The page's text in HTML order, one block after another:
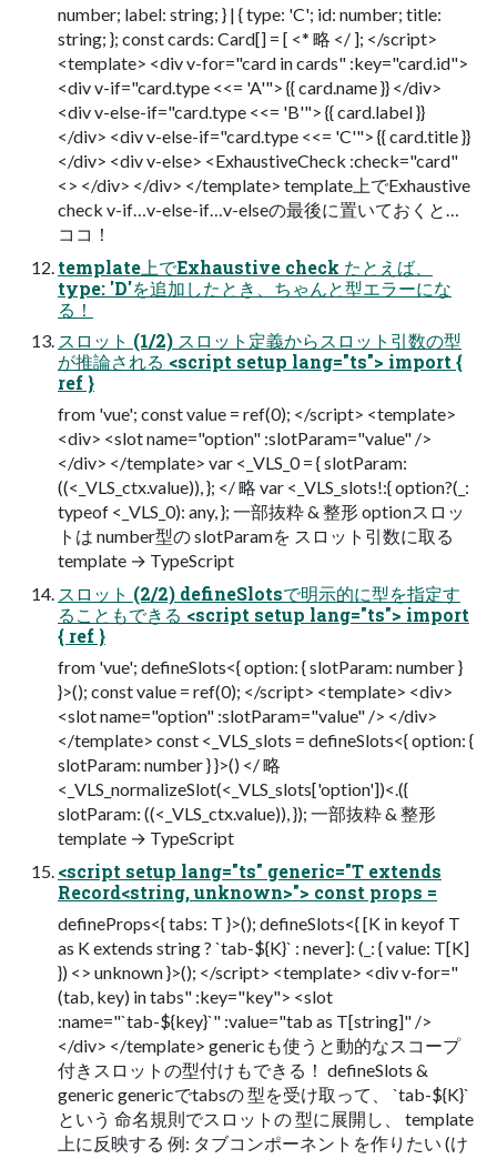
number; label: string; } | { type: 'C'; id: number; title:
string; }; const cards: Card[] = [ <* 略 </ ]; </script>
<template> <div v-for="card in cards" :key="card.id">
<div v-if="card.type <<= 'A'"> {{ card.name }} </div>
<div v-else-if="card.type <<= 'B'"> {{ card.label }}
</div> <div v-else-if="card.type <<= 'C'"> {{ card.title }}
</div> <div v-else> <ExhaustiveCheck :check="card"
<> </div> </div> </template> template上でExhaustive
check v-if…v-else-if…v-elseの最後に置いておくと…
ココ！
template上でExhaustive check たとえば、
type: 'D'を追加したとき、ちゃんと型エラーにな
る！
スロット (1/2) スロット定義からスロット引数の型
が推論される <script setup lang="ts"> import {
ref }
from 'vue'; const value = ref(0); </script> <template>
<div> <slot name="option" :slotParam="value" />
</div> </template> var <_VLS_0 = { slotParam:
((<_VLS_ctx.value)), }; </ 略 var <_VLS_slots!:{ option?(_:
typeof <_VLS_0): any, }; 一部抜粋 & 整形 optionスロッ
トは number型の slotParamを スロット引数に取る
template → TypeScript
スロット (2/2) defineSlotsで明示的に型を指定す
ることもできる <script setup lang="ts"> import
{ ref }
from 'vue'; defineSlots<{ option: { slotParam: number }
}>(); const value = ref(0); </script> <template> <div>
<slot name="option" :slotParam="value" /> </div>
</template> const <_VLS_slots = defineSlots<{ option: {
slotParam: number } }>() </ 略
<_VLS_normalizeSlot(<_VLS_slots['option'])<.({
slotParam: ((<_VLS_ctx.value)), }); 一部抜粋 & 整形
template → TypeScript
<script setup lang="ts" generic="T extends
Record<string, unknown>"> const props =
defineProps<{ tabs: T }>(); defineSlots<{ [K in keyof T
as K extends string ? `tab-${K}` : never]: (_: { value: T[K]
}) <> unknown }>(); </script> <template> <div v-for="
(tab, key) in tabs" :key="key"> <slot
:name="`tab-${key}`" :value="tab as T[string]" />
</div> </template> genericも使うと動的なスコープ
付きスロットの型付けもできる！ defineSlots &
generic genericでtabsの 型を受け取って、 `tab-${K}`
という 命名規則でスロットの 型に展開し、 template
上に反映する 例: タブコンポーネントを作りたい (け